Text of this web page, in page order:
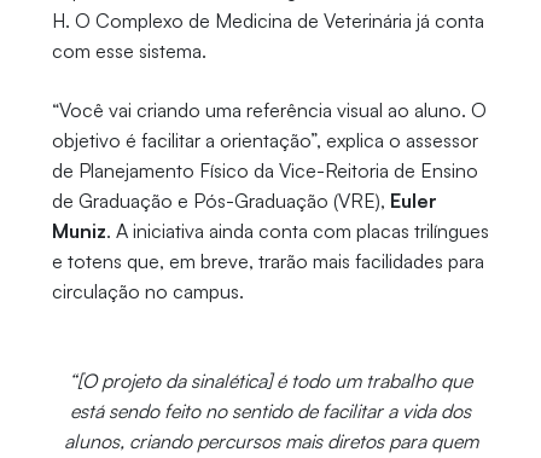
H. O Complexo de Medicina de Veterinária já conta
com esse sistema.
“Você vai criando uma referência visual ao aluno. O
objetivo é facilitar a orientação”, explica o assessor
de Planejamento Físico da Vice-Reitoria de Ensino
de Graduação e Pós-Graduação (VRE), Euler
Muniz. A iniciativa ainda conta com placas trilíngues
e totens que, em breve, trarão mais facilidades para
circulação no campus.
“[O projeto da sinalética] é todo um trabalho que
está sendo feito no sentido de facilitar a vida dos
alunos, criando percursos mais diretos para quem